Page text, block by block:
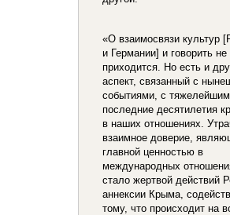
«О взаимосвязи культур
и Германии] и говорить не
приходится. Но есть и
аспект, связанный с
событиями, с
последние десятилетия
в наших отношениях.
взаимное доверие,
главной ценностью в
международных
стало жертвой действий
аннексии Крыма,
тому, что происходит на